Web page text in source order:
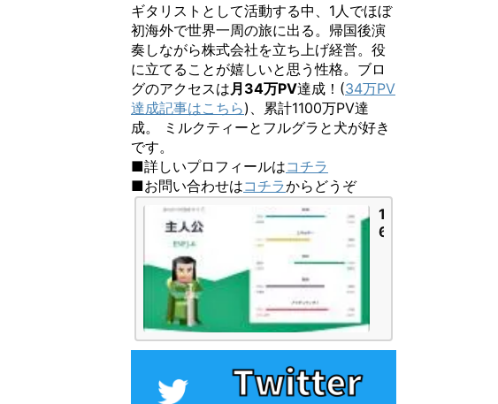
ギタリストとして活動する中、1人でほぼ
初海外で世界一周の旅に出る。帰国後演
奏しながら株式会社を立ち上げ経営。役
に立てることが嬉しいと思う性格。ブロ
グのアクセスは 月34万PV達成！(34万PV
達成記事はこちら)、累計1100万PV達
成。 ミルクティーとフルグラと犬が好き
です。
■詳しいプロフィールはコチラ
■お問い合わせはコチラからどうぞ
1
6
n
a